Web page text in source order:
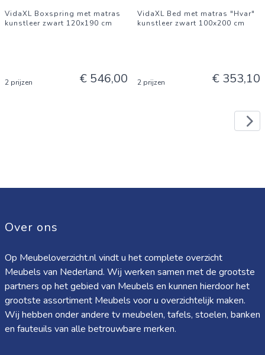
VidaXL Boxspring met matras
kunstleer zwart 120x190 cm
2 prijzen € 546,00
VidaXL Bed met matras "Hvar"
kunstleer zwart 100x200 cm
2 prijzen € 353,10
Over ons
Op Meubeloverzicht.nl vindt u het complete overzicht
Meubels van Nederland. Wij werken samen met de grootste
partners op het gebied van Meubels en kunnen hierdoor het
grootste assortiment Meubels voor u overzichtelijk maken.
Wij hebben onder andere tv meubelen, tafels, stoelen, banken
en fauteuils van alle betrouwbare merken.